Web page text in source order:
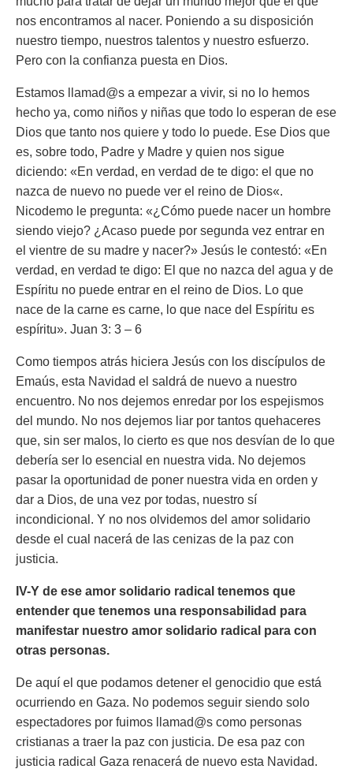
nos encontramos al nacer. Poniendo a su disposición
nuestro tiempo, nuestros talentos y nuestro esfuerzo.
Pero con la confianza puesta en Dios.
Estamos llamad@s a empezar a vivir, si no lo hemos
hecho ya, como niños y niñas que todo lo esperan de ese
Dios que tanto nos quiere y todo lo puede. Ese Dios que
es, sobre todo, Padre y Madre y quien nos sigue
diciendo: «En verdad, en verdad de te digo: el que no
nazca de nuevo no puede ver el reino de Dios«.
Nicodemo le pregunta: «¿Cómo puede nacer un hombre
siendo viejo? ¿Acaso puede por segunda vez entrar en
el vientre de su madre y nacer?» Jesús le contestó: «En
verdad, en verdad te digo: El que no nazca del agua y de
Espíritu no puede entrar en el reino de Dios. Lo que
nace de la carne es carne, lo que nace del Espíritu es
espíritu». Juan 3: 3 – 6
Como tiempos atrás hiciera Jesús con los discípulos de
Emaús, esta Navidad el saldrá de nuevo a nuestro
encuentro. No nos dejemos enredar por los espejismos
del mundo. No nos dejemos liar por tantos quehaceres
que, sin ser malos, lo cierto es que nos desvían de lo que
debería ser lo esencial en nuestra vida. No dejemos
pasar la oportunidad de poner nuestra vida en orden y
dar a Dios, de una vez por todas, nuestro sí
incondicional. Y no nos olvidemos del amor solidario
desde el cual nacerá de las cenizas de la paz con
justicia.
IV-Y de ese amor solidario radical tenemos que
entender que tenemos una responsabilidad para
manifestar nuestro amor solidario radical para con
otras personas.
De aquí el que podamos detener el genocidio que está
ocurriendo en Gaza. No podemos seguir siendo solo
espectadores por fuimos llamad@s como personas
cristianas a traer la paz con justicia. De esa paz con
justicia radical Gaza renacerá de nuevo esta Navidad.